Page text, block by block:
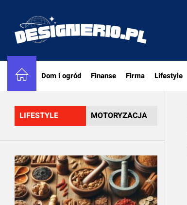
content
Dom i ogród Finanse Firma Lifestyle
LIFESTYLE MOTORYZACJA